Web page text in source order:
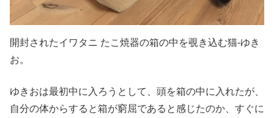
開封されたイワタニ たこ焼器の箱の中を覗き込む猫-ゆき
お。
ゆきおは最初中に入ろうとして、頭を箱の中に入れたが、
自分の体からすると箱が窮屈であると感じたのか、すぐに